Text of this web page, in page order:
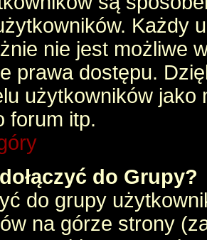
Każdy
nie jest możliwe
prawa dostępu.
użytkowników
forum itp.
do Grupy?
do grupy
na górze strony